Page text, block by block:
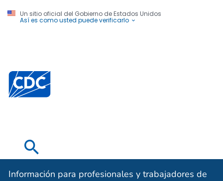
Un sitio oficial del Gobierno de Estados Unidos
Así es como usted puede verificarlo
Centros para el Control y la Prevención de
Información para profesionales y trabajadores de